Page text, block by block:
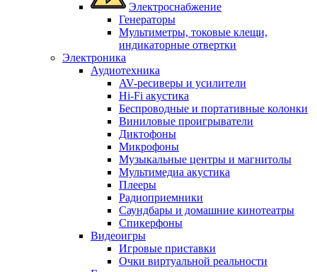
Электроснабжение
Генераторы
Мультиметры, токовые клещи,
индикаторные отвертки
Электроника
Аудиотехника
AV-ресиверы и усилители
Hi-Fi акустика
Беспроводные и портативные колонки
Виниловые проигрыватели
Диктофоны
Микрофоны
Музыкальные центры и магнитолы
Мультимедиа акустика
Плееры
Радиоприемники
Саундбары и домашние кинотеатры
Спикерфоны
Видеоигры
Игровые приставки
Очки виртуальной реальности